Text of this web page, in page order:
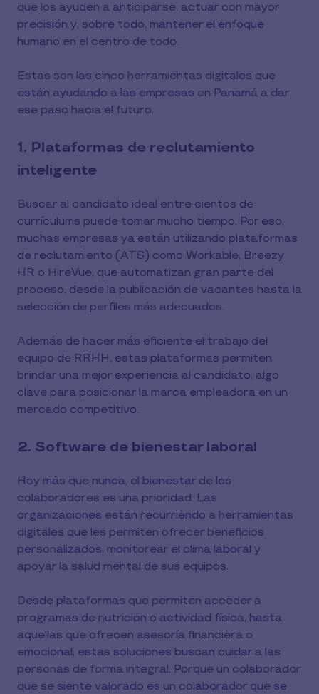
que los ayuden a anticiparse, actuar con mayor
precisión y, sobre todo, mantener el enfoque
humano en el centro de todo.
Estas son las cinco herramientas digitales que
están ayudando a las empresas en Panamá a dar
ese paso hacia el futuro.
1. Plataformas de reclutamiento
inteligente
Buscar al candidato ideal entre cientos de
currículums puede tomar mucho tiempo. Por eso,
muchas empresas ya están utilizando plataformas
de reclutamiento (ATS) como Workable, Breezy
HR o HireVue, que automatizan gran parte del
proceso, desde la publicación de vacantes hasta la
selección de perfiles más adecuados.
Además de hacer más eficiente el trabajo del
equipo de RRHH, estas plataformas permiten
brindar una mejor experiencia al candidato, algo
clave para posicionar la marca empleadora en un
mercado competitivo.
2. Software de bienestar laboral
Hoy más que nunca, el bienestar de los
colaboradores es una prioridad. Las
organizaciones están recurriendo a herramientas
digitales que les permiten ofrecer beneficios
personalizados, monitorear el clima laboral y
apoyar la salud mental de sus equipos.
Desde plataformas que permiten acceder a
programas de nutrición o actividad física, hasta
aquellas que ofrecen asesoría financiera o
emocional, estas soluciones buscan cuidar a las
personas de forma integral. Porque un colaborador
que se siente valorado es un colaborador que se